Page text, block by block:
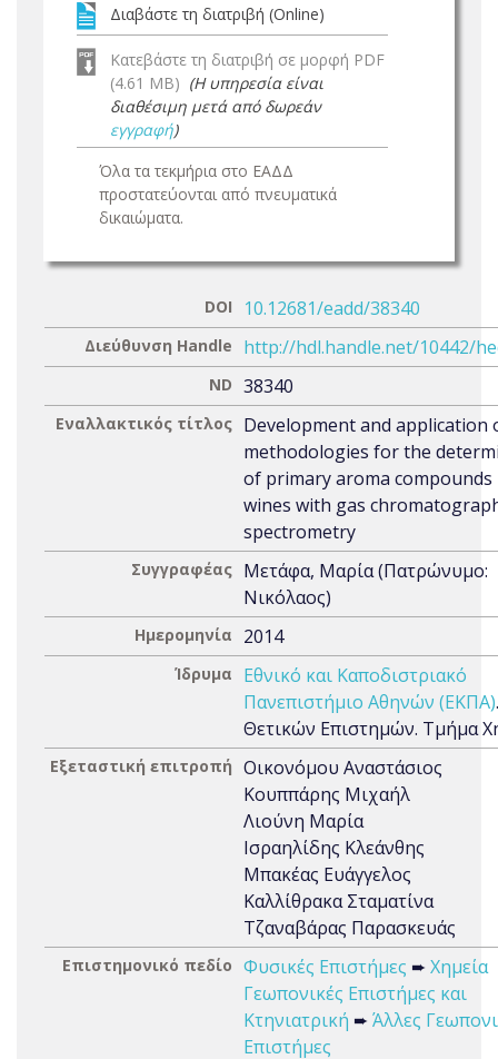
Διαβάστε τη διατριβή (Online)
Κατεβάστε τη διατριβή σε μορφή PDF
(4.61 MB) (Η υπηρεσία είναι
διαθέσιμη μετά από δωρεάν
εγγραφή)
Όλα τα τεκμήρια στο ΕΑΔΔ
προστατεύονται από πνευματικά
δικαιώματα.
DOI 10.12681/eadd/38340
Διεύθυνση Handle http://hdl.handle.net/10442/
ND 38340
Εναλλακτικός τίτλος Development and application
methodologies for the
of primary aroma compounds
wines with gas
spectrometry
Συγγραφέας Μετάφα, Μαρία (Πατρώνυμο:
Νικόλαος)
Ημερομηνία 2014
Ίδρυμα
Εθνικό και Καποδιστριακό
Πανεπιστήμιο Αθηνών (ΕΚΠΑ)
Θετικών Επιστημών. Τμήμα
Εξεταστική επιτροπή Οικονόμου Αναστάσιος
Κουππάρης Μιχαήλ
Λιούνη Μαρία
Ισραηλίδης Κλεάνθης
Μπακέας Ευάγγελος
Καλλίθρακα Σταματίνα
Τζαναβάρας Παρασκευάς
Επιστημονικό πεδίο Φυσικές Επιστήμες ➨ Χημεία
Γεωπονικές Επιστήμες και
Κτηνιατρική ➨ Άλλες
Επιστήμες